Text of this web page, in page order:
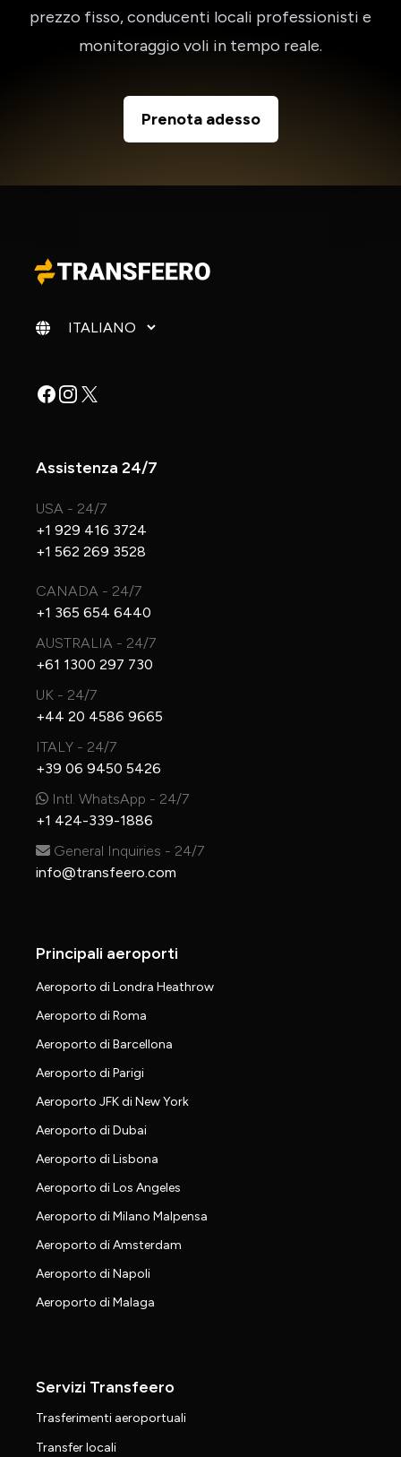
prezzo fisso, conducenti locali professionisti e
monitoraggio voli in tempo reale.
Prenota adesso
Cambia lingua
Facebook
Instagram
X
Assistenza 24/7
USA - 24/7
+1 929 416 3724
+1 562 269 3528
CANADA - 24/7
+1 365 654 6440
AUSTRALIA - 24/7
+61 1300 297 730
UK - 24/7
+44 20 4586 9665
ITALY - 24/7
+39 06 9450 5426
Intl. WhatsApp - 24/7
+1 424-339-1886
General Inquiries - 24/7
info@transfeero.com
Principali aeroporti
Aeroporto di Londra Heathrow
Aeroporto di Roma
Aeroporto di Barcellona
Aeroporto di Parigi
Aeroporto JFK di New York
Aeroporto di Dubai
Aeroporto di Lisbona
Aeroporto di Los Angeles
Aeroporto di Milano Malpensa
Aeroporto di Amsterdam
Aeroporto di Napoli
Aeroporto di Malaga
Servizi Transfeero
Trasferimenti aeroportuali
Transfer locali